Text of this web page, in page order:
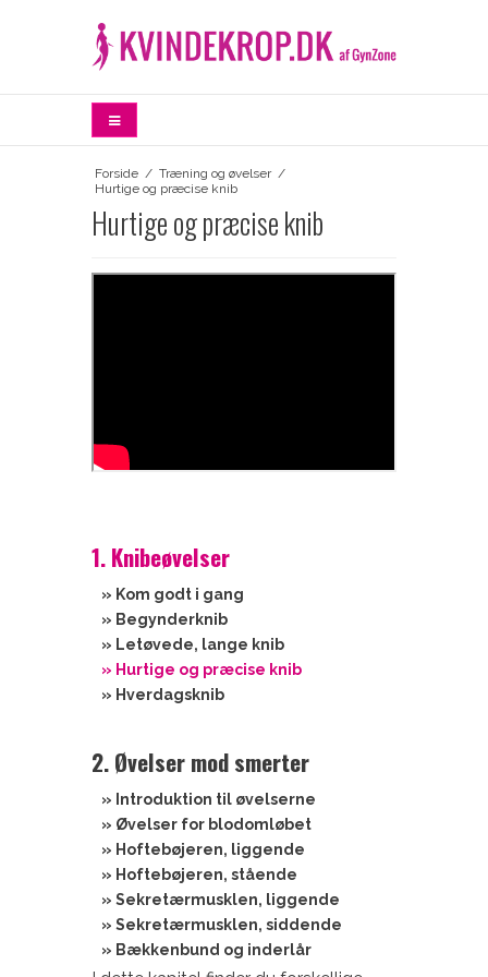
Forside / Træning og øvelser /
Hurtige og præcise knib
Hurtige og præcise knib
1. Knibeøvelser
» Kom godt i gang
» Begynderknib
» Letøvede, lange knib
» Hurtige og præcise knib
» Hverdagsknib
2. Øvelser mod smerter
» Introduktion til øvelserne
» Øvelser for blodomløbet
» Hoftebøjeren, liggende
» Hoftebøjeren, stående
» Sekretærmusklen, liggende
» Sekretærmusklen, siddende
» Bækkenbund og inderlår